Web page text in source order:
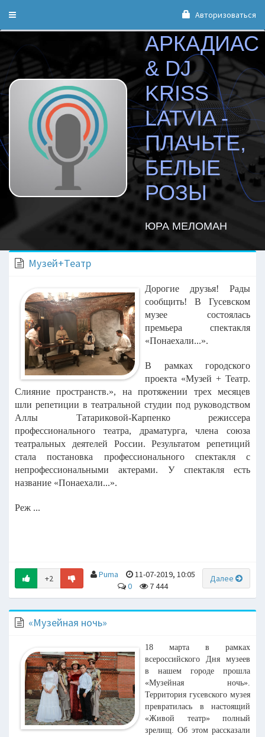
Toggle
Авторизоваться
АРКАДИАС
& DJ
KRISS
LATVIA -
ПЛАЧЬТЕ,
БЕЛЫЕ
РОЗЫ
ЮРА МЕЛОМАН
Музей+Театр
Дорогие друзья! Рады
сообщить! В Гусевском
музее состоялась
премьера спектакля
«Понаехали...».
В рамках городского
проекта «Музей + Театр.
Слияние пространств.», на протяжении трех месяцев
шли репетиции в театральной студии под руководством
Аллы Татариковой-Карпенко режиссера
профессионального театра, драматурга, члена союза
театральных деятелей России. Результатом репетиций
стала постановка профессионального спектакля с
непрофессиональными актерами. У спектакля есть
название «Понаехали...».
Реж ...
+2 Далее
Puma
11-07-2019, 10:05
0
7 444
«Музейная ночь»
18 марта в рамках
всероссийского Дня музеев
в нашем городе прошла
«Музейная ночь».
Территория гусевского музея
превратилась в настоящий
«Живой театр» полный
зрелищ. Об этом рассказали